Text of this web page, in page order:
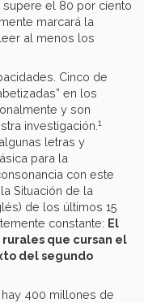
supere el 80 por ciento
marcará la
al menos los
Cinco de
en los
y son
investigación. 1
letras y
para la
con este
Situación de la
de los últimos 15
constante: El
rurales que cursan el
del segundo
400 millones de